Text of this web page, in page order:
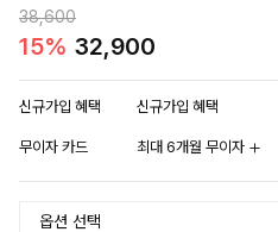
38,600
15% 32,900
신규가입 혜택 신규가입 혜택
무이자 카드 최대 6개월 무이자